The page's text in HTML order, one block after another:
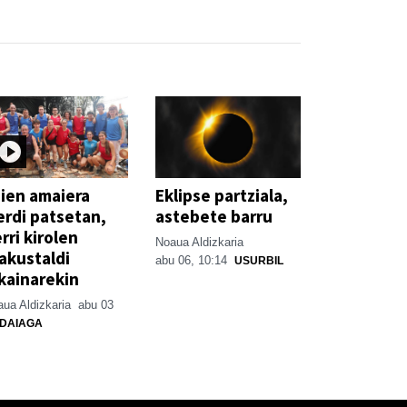
amaiera
patsetan,
kirolen
Aldizkaria abu 03
Eklipse partziala,
astebete barru
Noaua Aldizkaria
abu 06, 10:14 USURBIL